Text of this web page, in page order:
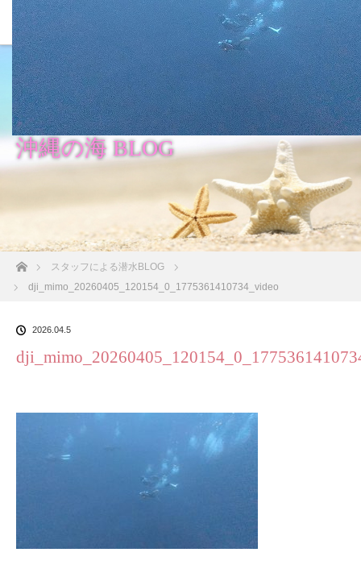
沖縄の海 BLOG
ホームスタッフによる潜水BLOG
dji_mimo_20260405_120154_0_1775361410734_video
2026.04.5